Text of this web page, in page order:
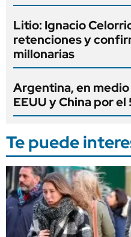
Litio: Ignacio
retenciones y
millonarias
Argentina, en
EEUU y China por el
Te puede